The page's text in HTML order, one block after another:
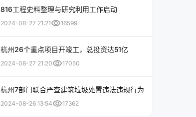
816工程史料整理与研究利用工作启动
2024-08-27 21:21visibility16599
杭州26个重点项目开竣工，总投资达51亿
2024-08-27 21:20visibility17050
杭州7部门联合严查建筑垃圾处置违法违规行为
2024-08-26 13:54visibility17362